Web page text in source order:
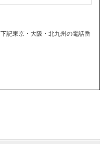
記東京・大阪・北九州の電話番